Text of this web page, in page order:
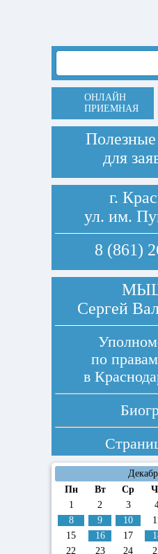
ОНЛАЙН
ПРИЕМНАЯ
для
г.
ул. им.
8 (861)
Сергей
по
в
Пн
Вт Ср
1
2 3
8
9 10
15
16 17
22
23 24